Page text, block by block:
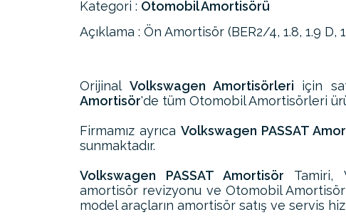
Kategori : Otomobil Amortisörü
Açıklama : Ön Amortisör (BER2/4, 1.8, 1.9 D,
Orijinal Volkswagen Amortisörleri için
Amortisör'de tüm Otomobil Amortisörleri
Firmamız ayrıca Volkswagen PASSAT
sunmaktadır.
Volkswagen PASSAT Amortisör Tamiri,
amortisör revizyonu ve Otomobil
model araçların amortisör satış ve servis